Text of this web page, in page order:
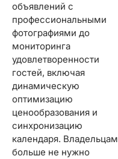
объявлений с
профессиональными
фотографиями до
мониторинга
удовлетворенности
гостей, включая
динамическую
оптимизацию
ценообразования и
синхронизацию
календаря. Владельцам
больше не нужно
превратить свою
недвижимость в
реальные источники
пассивного дохода,
работающие в
автоматическом режиме
в соответствии со
стандартами
гостиничного бизнеса,
гарантирующими
отличные отзывы и
высококлассное